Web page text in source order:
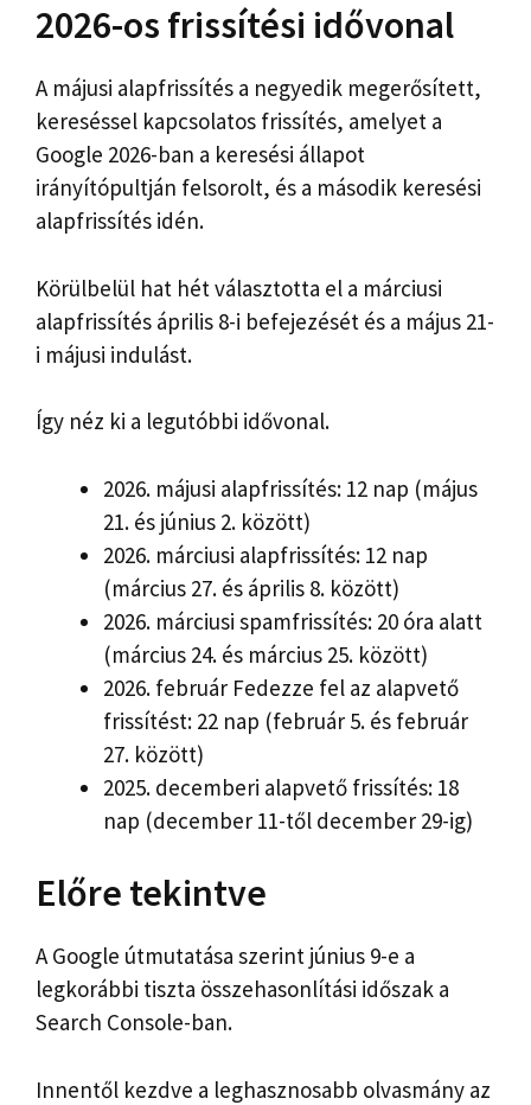
2026-os frissítési idővonal
A májusi alapfrissítés a negyedik megerősített,
kereséssel kapcsolatos frissítés, amelyet a
Google 2026-ban a keresési állapot
irányítópultján felsorolt, és a második keresési
alapfrissítés idén.
Körülbelül hat hét választotta el a márciusi
alapfrissítés április 8-i befejezését és a május 21-
i májusi indulást.
Így néz ki a legutóbbi idővonal.
2026. májusi alapfrissítés: 12 nap (május
21. és június 2. között)
2026. márciusi alapfrissítés: 12 nap
(március 27. és április 8. között)
2026. márciusi spamfrissítés: 20 óra alatt
(március 24. és március 25. között)
2026. február Fedezze fel az alapvető
frissítést: 22 nap (február 5. és február
27. között)
2025. decemberi alapvető frissítés: 18
nap (december 11-től december 29-ig)
Előre tekintve
A Google útmutatása szerint június 9-e a
legkorábbi tiszta összehasonlítási időszak a
Search Console-ban.
Innentől kezdve a leghasznosabb olvasmány az